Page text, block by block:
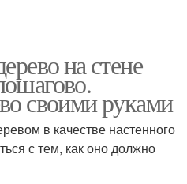
на стене
своими руками
в качестве настенного
с тем, как оно должно